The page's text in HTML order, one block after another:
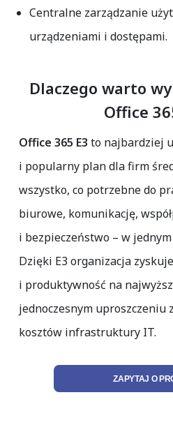
Centralne zarządzanie
urządzeniami i dostępami.
Dlaczego warto
Office
Office 365 E3 to najbardziej
i popularny plan dla firm
wszystko, co potrzebne do
biurowe, komunikację,
i bezpieczeństwo – w
Dzięki E3 organizacja
i produktywność na
jednoczesnym uproszczeniu
kosztów infrastruktury IT.
ZAPYTAJ O